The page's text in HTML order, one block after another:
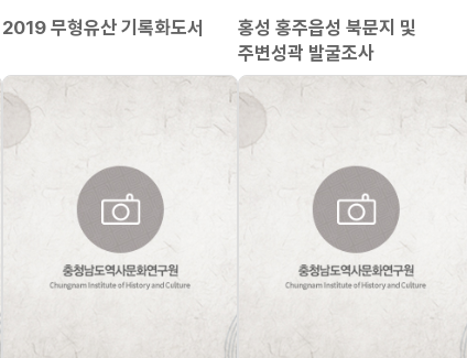
2019 무형유산 기록화도서
홍성 홍주읍성 북문지 및
주변성곽 발굴조사